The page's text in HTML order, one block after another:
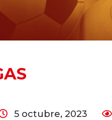
5 octubre, 2023